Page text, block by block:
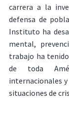
carrera a la
defensa de
Instituto ha
mental,
trabajo ha
de toda
internacionales
situaciones de